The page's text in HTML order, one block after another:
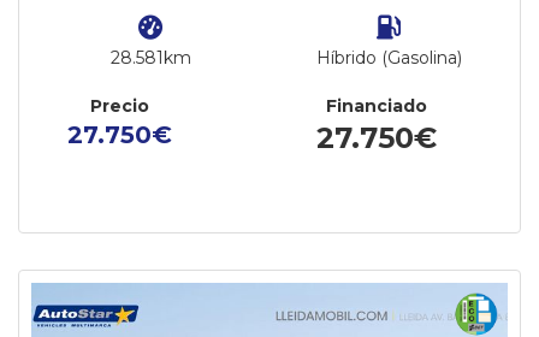
28.581km Híbrido (Gasolina)
Precio
27.750€
Financiado
27.750€